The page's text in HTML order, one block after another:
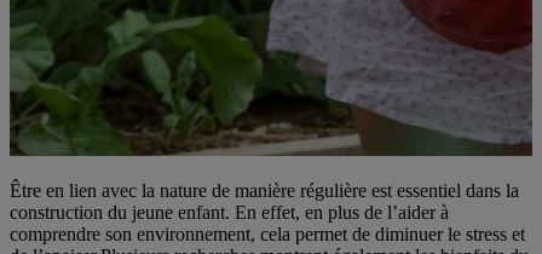
Être en lien avec la nature de manière régulière est essentiel dans la
construction du jeune enfant. En effet, en plus de l’aider à
comprendre son environnement, cela permet de diminuer le stress et